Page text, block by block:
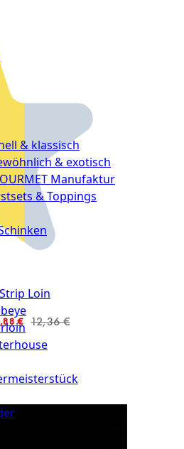
& klassisch
& exotisch
Manufaktur
& Toppings
Loin
12,36 €
€